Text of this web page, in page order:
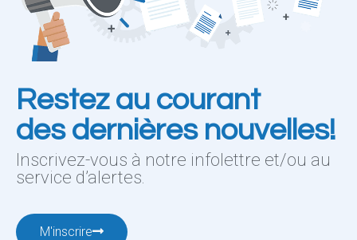
Restez au courant
des dernières nouvelles!
Inscrivez-vous à notre infolettre et/ou au
service d’alertes.
M'inscrire